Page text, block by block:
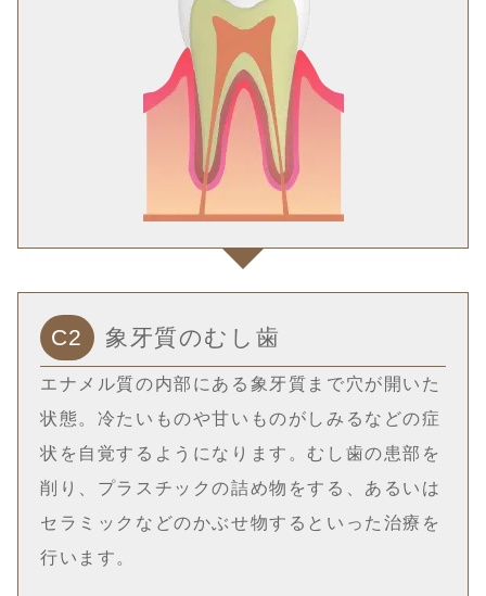
C2 象牙質のむし歯
エナメル質の内部にある象牙質まで穴が開いた
状態。冷たいものや甘いものがしみるなどの症
状を自覚するようになります。むし歯の患部を
削り、プラスチックの詰め物をする、あるいは
セラミックなどのかぶせ物するといった治療を
行います。